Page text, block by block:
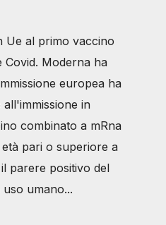
Ue al primo vaccino
Covid. Moderna ha
europea ha
in
combinato a mRna
pari o superiore a
parere positivo del
umano...